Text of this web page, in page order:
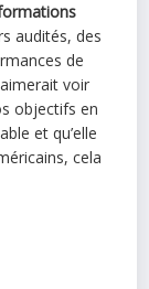
audités, des
de
aimerait voir
objectifs en
et qu’elle
cela